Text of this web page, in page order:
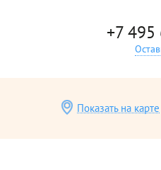
+7
Показать на карте